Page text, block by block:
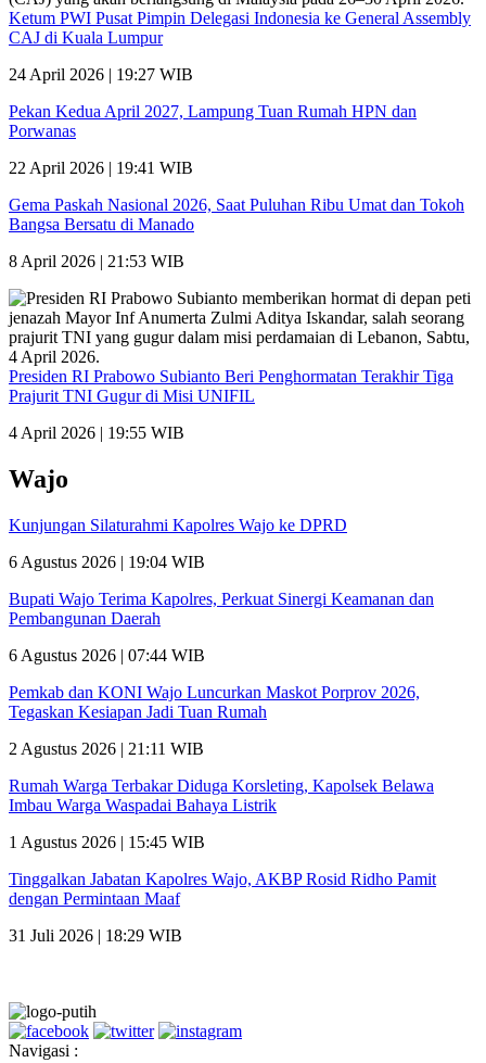
Ketum PWI Pusat Pimpin Delegasi Indonesia ke General Assembly
CAJ di Kuala Lumpur
24 April 2026 | 19:27 WIB
Pekan Kedua April 2027, Lampung Tuan Rumah HPN dan
Porwanas
22 April 2026 | 19:41 WIB
Gema Paskah Nasional 2026, Saat Puluhan Ribu Umat dan Tokoh
Bangsa Bersatu di Manado
8 April 2026 | 21:53 WIB
Presiden RI Prabowo Subianto Beri Penghormatan Terakhir Tiga
Prajurit TNI Gugur di Misi UNIFIL
4 April 2026 | 19:55 WIB
Wajo
Kunjungan Silaturahmi Kapolres Wajo ke DPRD
6 Agustus 2026 | 19:04 WIB
Bupati Wajo Terima Kapolres, Perkuat Sinergi Keamanan dan
Pembangunan Daerah
6 Agustus 2026 | 07:44 WIB
Pemkab dan KONI Wajo Luncurkan Maskot Porprov 2026,
Tegaskan Kesiapan Jadi Tuan Rumah
2 Agustus 2026 | 21:11 WIB
Rumah Warga Terbakar Diduga Korsleting, Kapolsek Belawa
Imbau Warga Waspadai Bahaya Listrik
1 Agustus 2026 | 15:45 WIB
Tinggalkan Jabatan Kapolres Wajo, AKBP Rosid Ridho Pamit
dengan Permintaan Maaf
31 Juli 2026 | 18:29 WIB
Navigasi :